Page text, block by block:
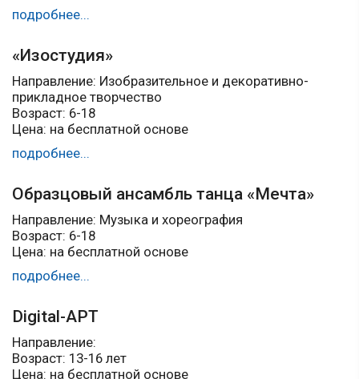
подробнее...
«Изостудия»
Направление: Изобразительное и декоративно-
прикладное творчество
Возраст: 6-18
Цена: на бесплатной основе
подробнее...
Образцовый ансамбль танца «Мечта»
Направление: Музыка и хореография
Возраст: 6-18
Цена: на бесплатной основе
подробнее...
Digital-АРТ
Направление:
Возраст: 13-16 лет
Цена: на бесплатной основе